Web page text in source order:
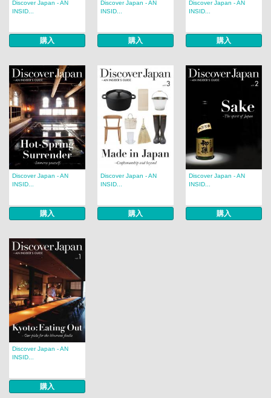
Discover Japan - AN
INSID...
購入
Discover Japan - AN
INSID...
購入
Discover Japan - AN
INSID...
購入
Discover Japan - AN
INSID...
購入
Discover Japan - AN
INSID...
購入
Discover Japan - AN
INSID...
購入
Discover Japan - AN
INSID...
購入